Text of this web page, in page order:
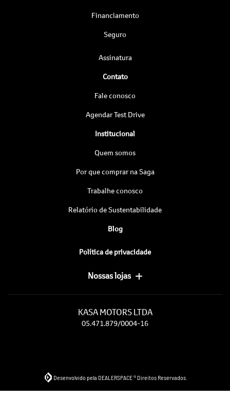
Financiamento
Seguro
Assinatura
Contato
Fale conosco
Agendar Test Drive
Institucional
Quem somos
Por que comprar na Saga
Trabalhe conosco
Relatório de Sustentabilidade
Blog
Política de privacidade
Nossas lojas
KASA MOTORS LTDA
05.471.879/0004-16
Desenvolvido pela DEALERSPACE ® Direitos Reservados.